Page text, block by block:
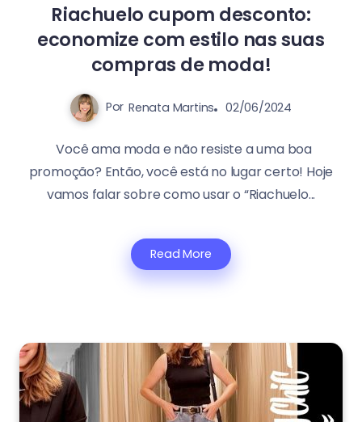
Riachuelo cupom desconto:
economize com estilo nas suas
compras de moda!
Por Renata Martins 02/06/2024
Você ama moda e não resiste a uma boa
promoção? Então, você está no lugar certo! Hoje
vamos falar sobre como usar o “Riachuelo...
Read More